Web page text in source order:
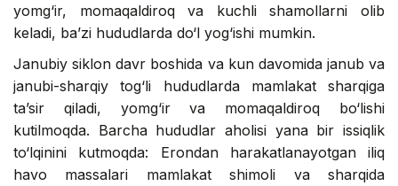
yomg‘ir, momaqaldiroq va kuchli shamollarni olib
keladi, ba’zi hududlarda do‘l yog‘ishi mumkin.
Janubiy siklon davr boshida va kun davomida janub va
janubi-sharqiy tog‘li hududlarda mamlakat sharqiga
ta’sir qiladi, yomg‘ir va momaqaldiroq bo‘lishi
kutilmoqda. Barcha hududlar aholisi yana bir issiqlik
to‘lqinini kutmoqda: Erondan harakatlanayotgan iliq
havo massalari mamlakat shimoli va sharqida